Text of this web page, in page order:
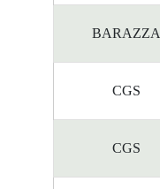
BARAZZA
CGS
CGS